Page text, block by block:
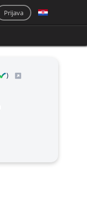
Prijava
)